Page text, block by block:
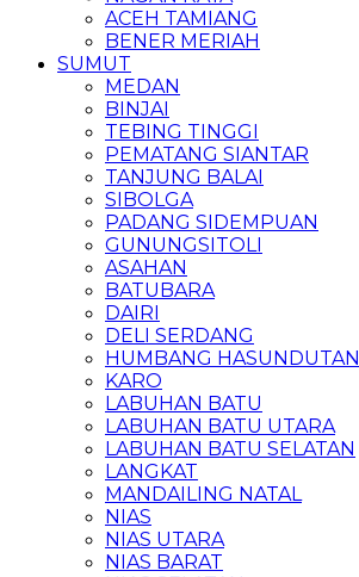
ACEH TAMIANG
BENER MERIAH
SUMUT
MEDAN
BINJAI
TEBING TINGGI
PEMATANG SIANTAR
TANJUNG BALAI
SIBOLGA
PADANG SIDEMPUAN
GUNUNGSITOLI
ASAHAN
BATUBARA
DAIRI
DELI SERDANG
HUMBANG HASUNDUTAN
KARO
LABUHAN BATU
LABUHAN BATU UTARA
LABUHAN BATU SELATAN
LANGKAT
MANDAILING NATAL
NIAS
NIAS UTARA
NIAS BARAT